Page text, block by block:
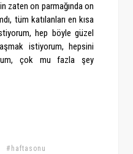
zaten on parmağında on
tüm katılanları en kısa
hep böyle güzel
istiyorum, hepsini
çok mu fazla şey
#haftasonu